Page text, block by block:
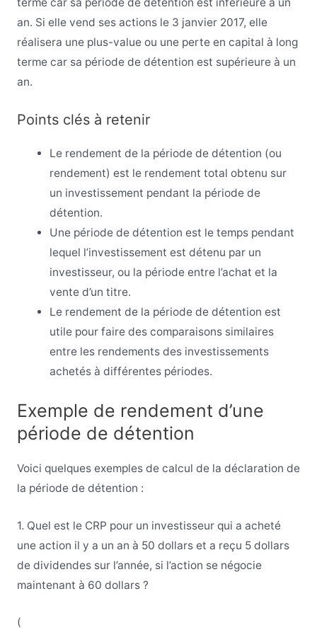
an. Si elle vend ses actions le 3 janvier 2017, elle
réalisera une plus-value ou une perte en capital à long
terme car sa période de détention est supérieure à un
an.
Points clés à retenir
Le rendement de la période de détention (ou
rendement) est le rendement total obtenu sur
un investissement pendant la période de
détention.
Une période de détention est le temps pendant
lequel l’investissement est détenu par un
investisseur, ou la période entre l’achat et la
vente d’un titre.
Le rendement de la période de détention est
utile pour faire des comparaisons similaires
entre les rendements des investissements
achetés à différentes périodes.
Exemple de rendement d’une
période de détention
Voici quelques exemples de calcul de la déclaration de
la période de détention :
1. Quel est le CRP pour un investisseur qui a acheté
une action il y a un an à 50 dollars et a reçu 5 dollars
de dividendes sur l’année, si l’action se négocie
maintenant à 60 dollars ?
(